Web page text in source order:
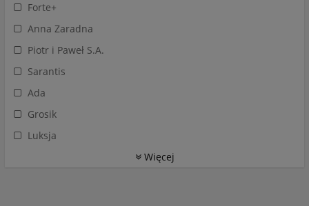
Forte+
Anna Zaradna
Piotr i Paweł S.A.
Sarantis
Ada
Grosik
Luksja
Więcej